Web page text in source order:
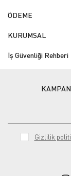
ÖDEME
KURUMSAL
İş Güvenliği Rehberi
Gizlilik